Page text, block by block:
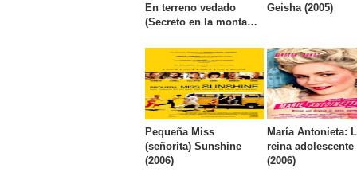
En terreno vedado
(Secreto en la montaña
Geisha (2005)
Pequeña Miss
(señorita) Sunshine
(2006)
María Antonieta:
reina adolescente
(2006)